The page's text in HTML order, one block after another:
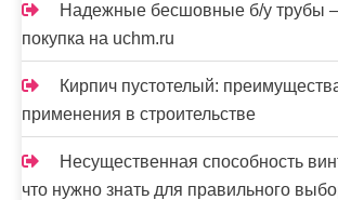
Надежные бесшовные б/у трубы
покупка на uchm.ru
Кирпич пустотелый:
применения в строительстве
Несущественная способность
что нужно знать для правильного